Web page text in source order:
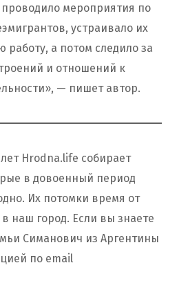
мероприятия по
устраивало их
работу, а потом следило за
и отношений к
— пишет автор.
Hrodna.life собирает
в довоенный период
Их потомки время от
наш город. Если вы знаете
Симанович из Аргентины
по email